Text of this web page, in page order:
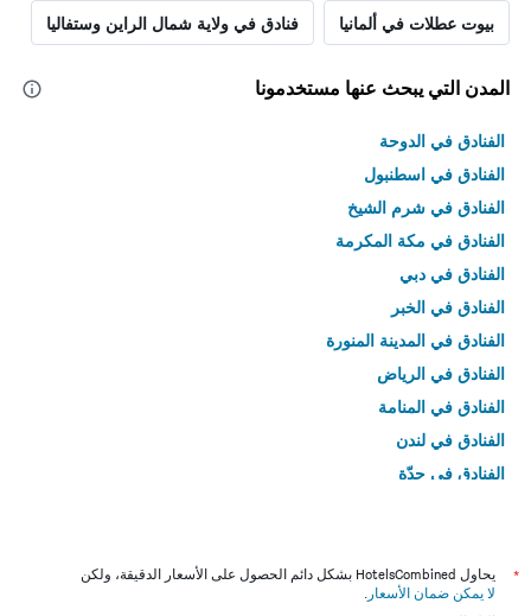
بيوت عطلات في ألمانيا فنادق في ولاية شمال الراين وستفاليا
المدن التي يبحث عنها مستخدمونا
الفنادق في الدوحة
الفنادق في اسطنبول
الفنادق في شرم الشيخ
الفنادق في مكة المكرمة
الفنادق في دبي
الفنادق في الخبر
الفنادق في المدينة المنورة
الفنادق في الرياض
الفنادق في المنامة
الفنادق في لندن
الفنادق في جدّة
*
يحاول HotelsCombined بشكل دائم الحصول على الأسعار الدقيقة، ولكن
لا يمكن ضمان الأسعار .